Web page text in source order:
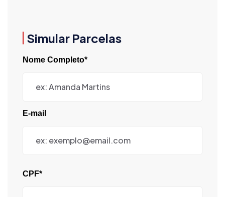
Simular Parcelas
Nome Completo*
E-mail
CPF*